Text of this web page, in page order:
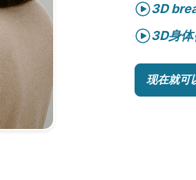
3D
3D身体
现在就可